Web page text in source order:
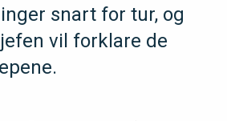
snart for tur, og
vil forklare de